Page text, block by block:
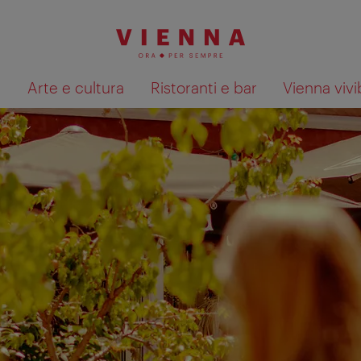
Arte e cultura Ristoranti e bar Vienna
Mostra i risultati della ricerca